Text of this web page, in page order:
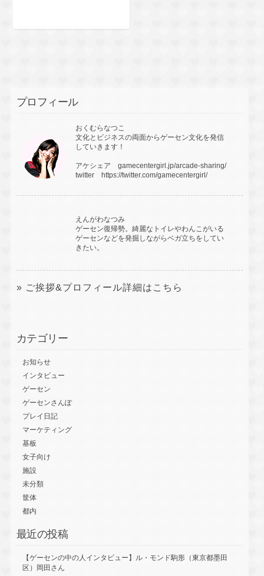
プロフィール
おくむらなつこ
文化とビジネスの両面からゲーセン文化を発信
していきます！
アケシェア gamecentergirl.jp/arcade-sharing/
twitter https://twitter.com/gamecentergirl/
えんがわなつみ
ゲーセン復帰勢。綺麗なトイレやわんこがいる
ゲーセンなどを発掘しながらベガ立ちをしてい
きたい。
» ご挨拶&プロフィール詳細はこちら
カテゴリー
お知らせ
インタビュー
ゲーセン
ゲーセンさんぽ
プレイ日記
マーケティング
基板
女子向け
施設
未分類
筐体
都内
最近の投稿
【ゲーセンの中の人インタビュー】ル・モンド駒形（東京都墨田
区）岡田さん